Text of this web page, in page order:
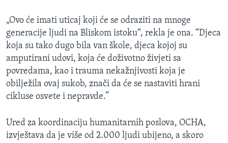
„Ovo će imati uticaj koji će se odraziti na mnoge
generacije ljudi na Bliskom istoku“, rekla je ona. “Djeca
koja su tako dugo bila van škole, djeca kojoj su
amputirani udovi, koja će doživotno živjeti sa
povredama, kao i trauma nekažnjivosti koja je
obilježila ovaj sukob, znači da će se nastaviti hrani
cikluse osvete i nepravde.”
Ured za koordinaciju humanitarnih poslova, OCHA,
izvještava da je više od 2.000 ljudi ubijeno, a skoro